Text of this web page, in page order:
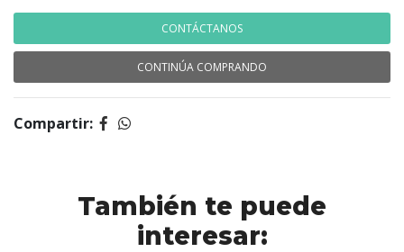
CONTÁCTANOS
CONTINÚA COMPRANDO
Compartir:
También te puede
interesar: